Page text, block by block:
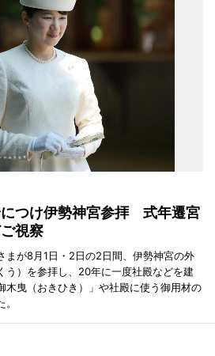
つけ伊勢神宮参拝 式年遷宮
視察
まが8月1日・2日の2日間、伊勢神宮の外
う）を参拝し、20年に一度社殿などを建
木曳（おきひき）」や社殿に使う御用材の